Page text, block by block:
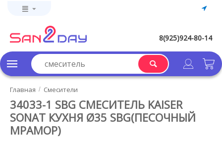
8(925)924-80-14
Главная / Смесители
34033-1 SBG СМЕСИТЕЛЬ KAISER
SONAT КУХНЯ Ø35 SBG(ПЕСОЧНЫЙ
МРАМОР)